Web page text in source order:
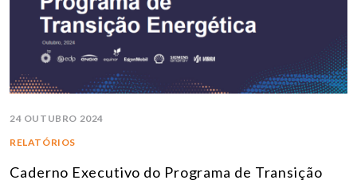
24 OUTUBRO 2024
RELATÓRIOS
Caderno Executivo do Programa de Transição